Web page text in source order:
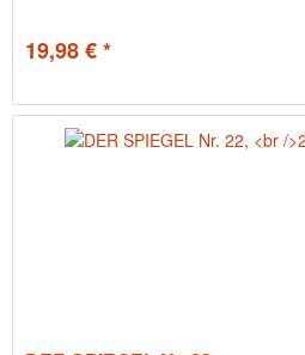
19,98 € *